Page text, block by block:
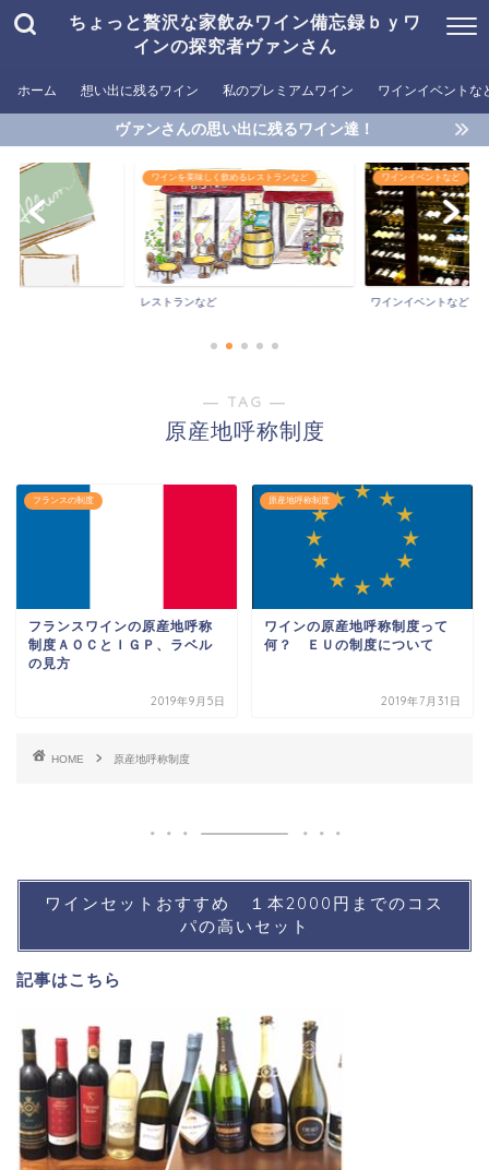
ちょっと贅沢な家飲みワイン備忘録ｂｙワ
インの探究者ヴァンさん
ホーム 想い出に残るワイン 私のプレミアムワイン ワインイベントな
ヴァンさんの思い出に残るワイン達！
ワインを美味しく飲めるレストランなど
レストランなど
ワインイベントなど
ワインイベントなど
― TAG ―
原産地呼称制度
フランスの制度
フランスワインの原産地呼称
制度ＡＯＣとＩＧＰ、ラベル
の見方
2019年9月5日
原産地呼称制度
ワインの原産地呼称制度って
何？ ＥＵの制度について
2019年7月31日
HOME 原産地呼称制度
ワインセットおすすめ １本2000円までのコス
パの高いセット
記事はこちら